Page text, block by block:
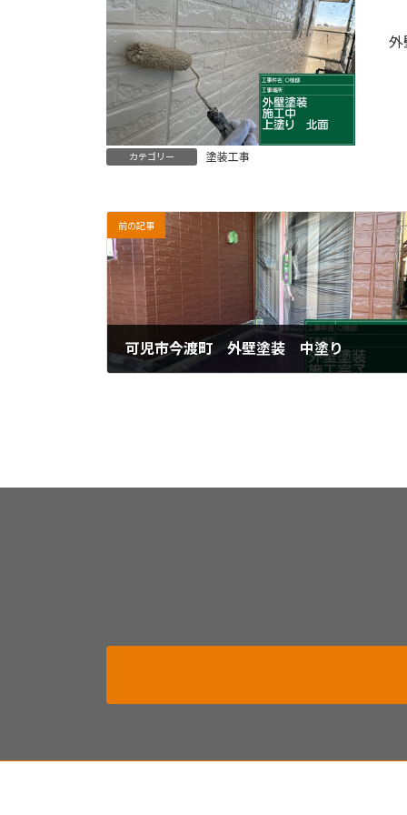
外
カテゴリー 塗装工事
前の記事
可児市今渡町 外壁塗装 中塗り